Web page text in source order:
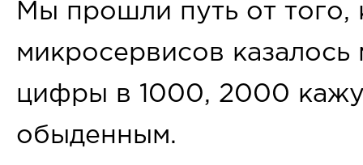
Мы прошли путь от того,
микросервисов казалось
цифры в 1000, 2000
обыденным.